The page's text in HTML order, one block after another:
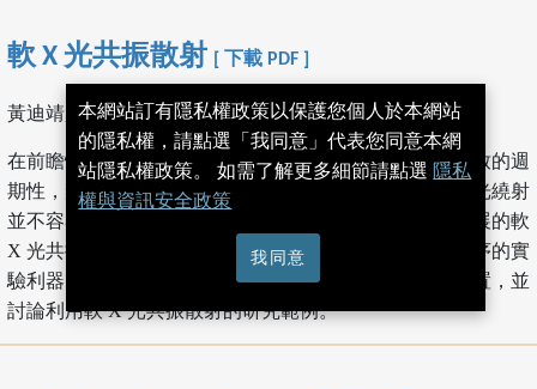
軟 X 光共振散射 [ 下載 PDF ]
黃迪靖, 林宏基, 陳建德
在前瞻性材料中，價電子的分布可呈現與原子結構不一致的週
期性，形成電荷、軌域或自旋有序排列。然而，傳統 X 光繞射
並不容易量測到價電子分布的有序性。近年來科學界發展的軟
X 光共振散射實驗技術，是研究電荷、軌域以及自旋有序的實
驗利器。本文介紹軟 X光共振散射的基本原理與實驗裝置，並
討論利用軟 X 光共振散射的研究範例。
本網站訂有隱私權政策以保護您個人於本網站
的隱私權，請點選「我同意」代表您同意本網
站隱私權政策。 如需了解更多細節請點選 隱私
權與資訊安全政策
我同意